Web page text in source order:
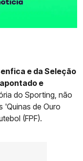
e da Seleção
e
do Sporting, não
'Quinas de Ouro
(FPF).